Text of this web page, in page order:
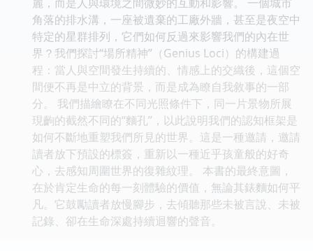
角落的排水溝，一座被遺棄的工廠外牆，甚至是夜空中
特定的星群排列，它們如何反過來影響我們的內在世
界？我們探討“場所精神”（Genius Loci）的構建過
程：當人與空間發生持續的、情感上的交織後，這個空
間便不再是中立的背景，而是成為瞭自我敘事的一部
分。 我們描繪瞭在不同光照條件下，同一片景物所展
現齣的截然不同的“麵孔”，以此說明我們的認知框架是
如何不斷地重塑我們所見的世界。這是一種邀請，邀請
讀者放下預設的標簽，重新以一種近乎孩童般的好奇
心，去感知周圍世界的復雜紋理。 本書的最終意圖，
在於肯定生命的每一刻體驗的價值，無論其錶麵如何平
凡。它鼓勵讀者放慢腳步，去傾聽那些未被言說、未被
記錄、卻在生命深處持續迴響的聲音。